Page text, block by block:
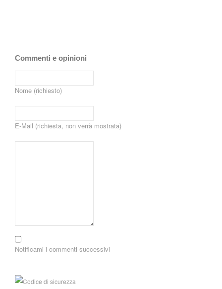
Commenti e opinioni
Nome (richiesto)
E-Mail (richiesta, non verrà mostrata)
Notificami i commenti successivi